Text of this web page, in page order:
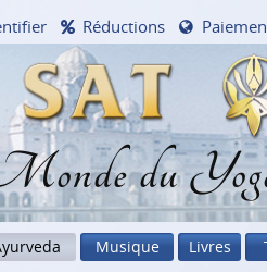
du
Réductions
Musique Livres